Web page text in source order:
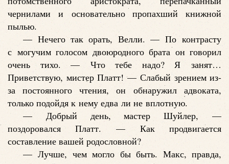
чернилами и основательно пропахший книжной
пылью.
— Нечего так орать, Велли. — По контрасту
с могучим голосом двоюродного брата он говорил
очень тихо. — Что тебе надо? Я занят…
Приветствую, мистер Платт! — Слабый зрением из-
за постоянного чтения, он обнаружил адвоката,
только подойдя к нему едва ли не вплотную.
— Добрый день, мастер Шуйлер, —
поздоровался Платт. — Как продвигается
составление вашей родословной?
— Лучше, чем могло бы быть. Макс, правда,